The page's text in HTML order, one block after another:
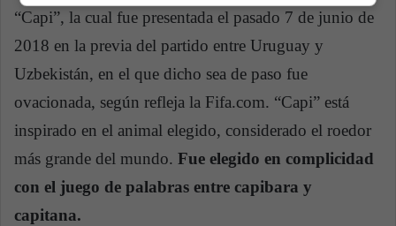
“Capi”, la cual fue presentada el pasado 7 de junio de
2018 en la previa del partido entre Uruguay y
Uzbekistán, en el que dicho sea de paso fue
ovacionada, según refleja la Fifa.com. “Capi” está
inspirado en el animal elegido, considerado el roedor
más grande del mundo. Fue elegido en complicidad
con el juego de palabras entre capibara y
capitana.